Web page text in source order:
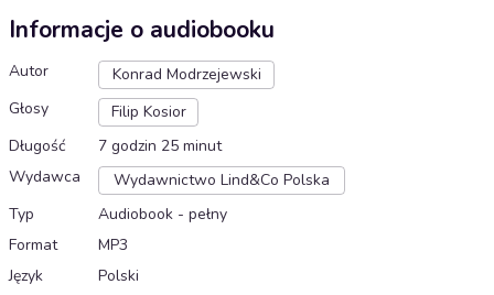
Informacje o audiobooku
Autor
Konrad Modrzejewski
Głosy
Filip Kosior
Długość
7 godzin 25 minut
Wydawca
Wydawnictwo Lind&Co Polska
Typ
Audiobook - pełny
Format
MP3
Język
Polski